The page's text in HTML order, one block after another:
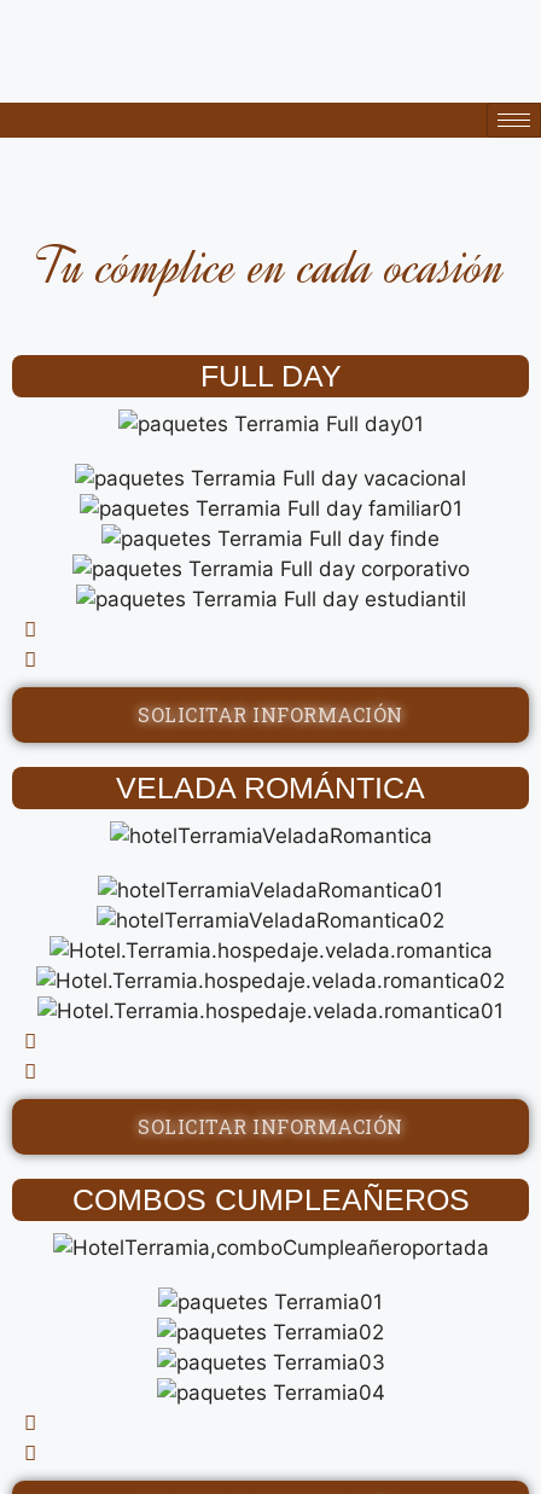
Tu cómplice en cada ocasión
FULL DAY
SOLICITAR INFORMACIÓN
VELADA ROMÁNTICA
SOLICITAR INFORMACIÓN
COMBOS CUMPLEAÑEROS